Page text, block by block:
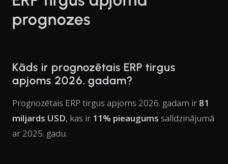
prognozes
Kāds ir prognozētais ERP tirgus
apjoms 2026. gadam?
Prognozētais ERP tirgus apjoms 2026. gadam ir 81
miljards USD, kas ir 11% pieaugums salīdzinājumā
ar 2025. gadu.